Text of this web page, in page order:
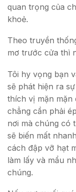
quan trọng của
khoẻ.
Theo truyền
mơ trước cửa thì
Tôi hy vọng bạn
sẽ phát hiện ra
thích vị mặn mặn
chẳng cần phải
nơi mà chúng có
sẽ biến mất
cách đập vỡ hạt
làm lấy và mẩu
chúng.